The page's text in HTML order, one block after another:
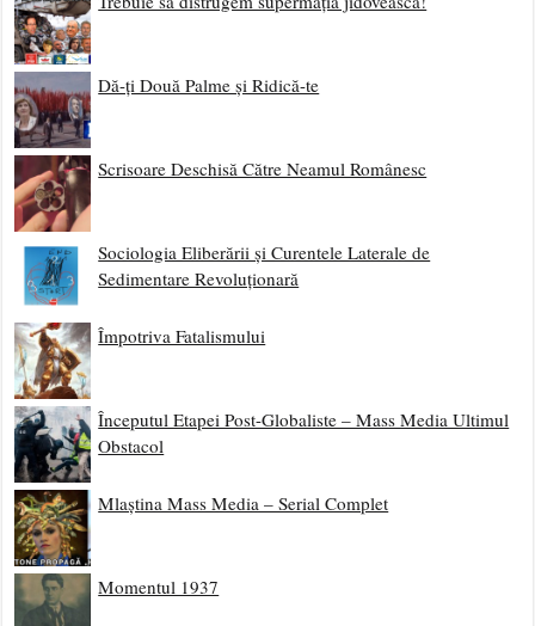
Dă-ți Două Palme și Ridică-te
Scrisoare Deschisă Către Neamul Românesc
Sociologia Eliberării și Curentele Laterale de
Sedimentare Revoluționară
Împotriva Fatalismului
Începutul Etapei Post-Globaliste – Mass Media Ultimul
Obstacol
Mlaștina Mass Media – Serial Complet
Momentul 1937